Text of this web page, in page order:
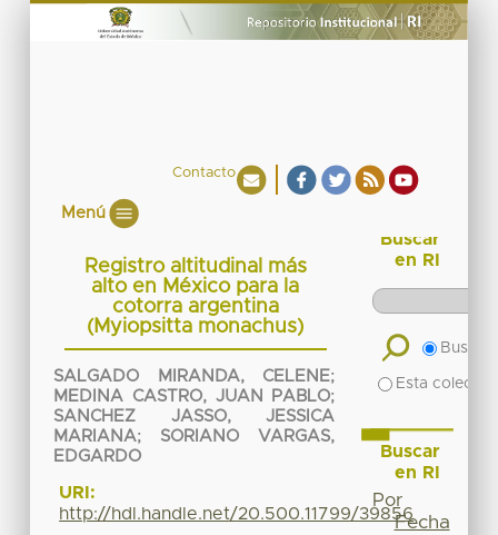
Contacto
Menú
Registro altitudinal más
alto en México para la
cotorra argentina
(Myiopsitta monachus)
SALGADO MIRANDA, CELENE;
MEDINA CASTRO, JUAN PABLO;
SANCHEZ JASSO, JESSICA
MARIANA; SORIANO VARGAS,
EDGARDO
URI:
http://hdl.handle.net/20.500.11799/39856
Buscar
en RI
Buscar
Esta
Buscar
en RI
Por
Fecha